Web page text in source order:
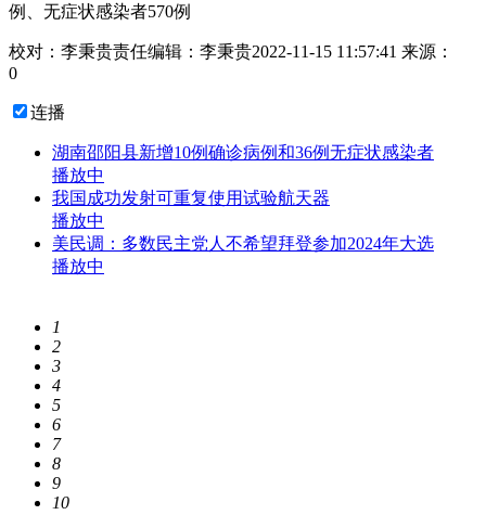
例、无症状感染者570例
2022-11-15 11:57:41 来源：
校对：李秉贵责任编辑：李秉贵
0
连播
湖南邵阳县新增10例确诊病例和36例无症状感染者
播放中
我国成功发射可重复使用试验航天器
播放中
美民调：多数民主党人不希望拜登参加2024年大选
播放中
1
2
3
4
5
6
7
8
9
10